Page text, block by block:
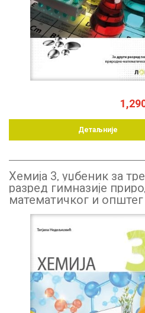
Детаљније
Хемија 3, уџбеник за
разред гимназије
математичког и